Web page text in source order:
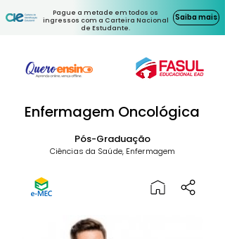
Pague a metade em todos os
ingressos com a Carteira Nacional
de Estudante.
Saiba mais
Enfermagem Oncológica
Pós-Graduação
Ciências da Saúde, Enfermagem